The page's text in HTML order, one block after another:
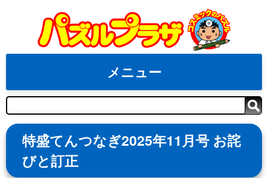
content
メニュー
検
索
特盛てんつなぎ2025年11月号 お詫
びと訂正